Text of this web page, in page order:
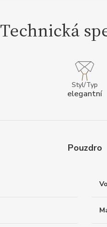
Technická
Styl/Typ
elegantní
Pouzdro